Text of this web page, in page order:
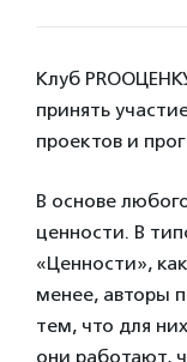
Клуб
принять
проектов и
В основе
ценности. В
«Ценности»,
менее, авторы
тем, что для
они работают,